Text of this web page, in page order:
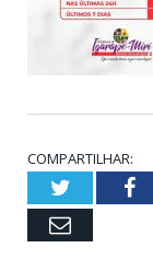
COMPARTILHAR:
Twitter
Email